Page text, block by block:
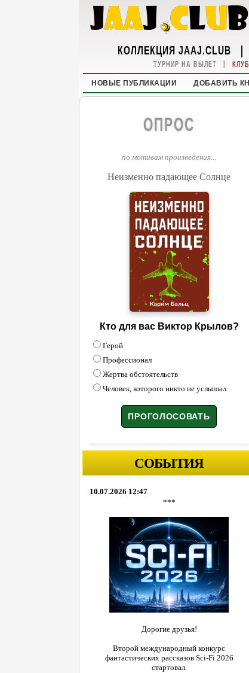
КОЛЛЕКЦИЯ JAAJ.CLUB |
ТУРНИР НА ВЫЛЕТ |
НОВЫЕ ПУБЛИКАЦИИ ДОБАВИТЬ
ОПРОС
по мотивам произведения...
Неизменно падающее Солнце
Кто для вас Виктор Крылов?
Герой
Профессионал
Жертва обстоятельств
Человек, которого никто не услышал
СОБЫТИЯ
10.07.2026 12:47
***
Дорогие друзья!
Второй международный конкурс
фантастических рассказов Sci-Fi 2026
стартовал.